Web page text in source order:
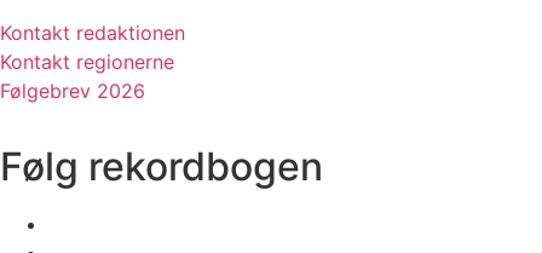
Kontakt redaktionen
Kontakt regionerne
Følgebrev 2026
Følg rekordbogen